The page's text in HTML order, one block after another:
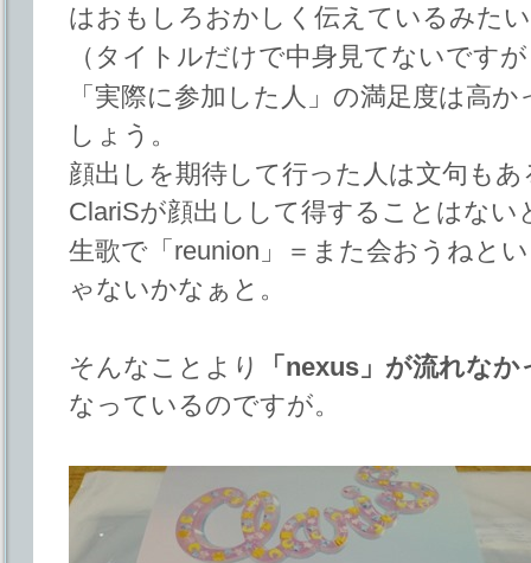
はおもしろおかしく伝えているみた
（タイトルだけで中身見てないです
「実際に参加した人」の満足度は高
しょう。
顔出しを期待して行った人は文句も
ClariSが顔出しして得することはない
生歌で「reunion」＝また会おうねと
ゃないかなぁと。
そんなことより
「nexus」が流れなか
なっているのですが。